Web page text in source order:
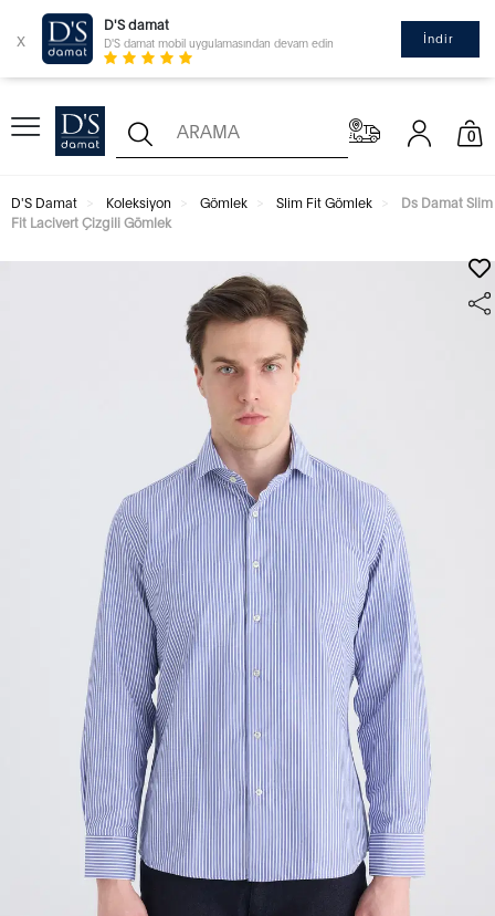
x
D'S damat
D'S damat mobil uygulamasından devam edin İndir
0
D'S Damat Koleksiyon Gömlek Slim Fit Gömlek
Ds Damat Slim
Fit Lacivert Çizgili Gömlek